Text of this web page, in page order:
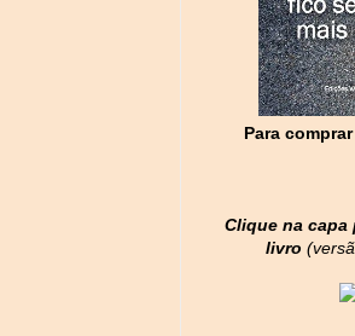
Para
Clique na capa
livro